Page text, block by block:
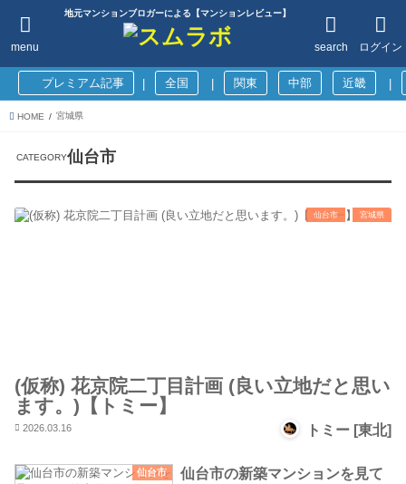
地元マンションブロガーによる【マンションレビュー】
ログイン
search
menu
プレミアム記事 全国 関東 中部 近畿
HOME 宮城県
仙台市
仙台市 宮城県
(仮称) 花京院二丁目計画 (良い立地だと思い
ます。)【トミー】
2026.03.16 トミー [東北]
仙台市
仙台市の新築マンションを見て